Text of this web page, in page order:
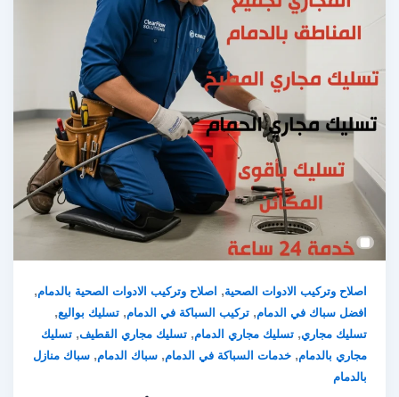
اصلاح وتركيب الادوات الصحية, اصلاح وتركيب الادوات الصحية بالدمام,
افضل سباك في الدمام,تركيب السباكة في الدمام,تسليك بواليع,
تسليك مجاري,تسليك مجاري الدمام,تسليك مجاري القطيف,تسليك
مجاري بالدمام,خدمات السباكة في الدمام,سباك الدمام,سباك منازل
بالدمام